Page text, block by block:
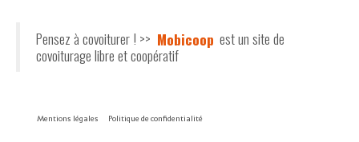
Pensez à covoiturer ! >> Mobicoop est un site de
covoiturage libre et coopératif
Mentions légales Politique de confidentialité